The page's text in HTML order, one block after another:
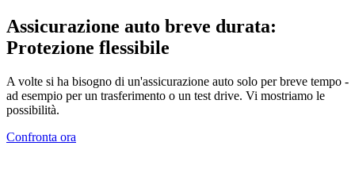
Assicurazione auto breve durata:
Protezione flessibile
A volte si ha bisogno di un'assicurazione auto solo per breve tempo -
ad esempio per un trasferimento o un test drive. Vi mostriamo le
possibilità.
Confronta ora